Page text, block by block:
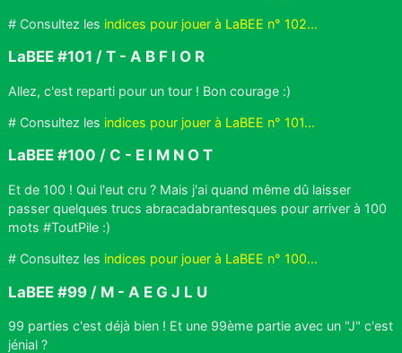
# Consultez les indices pour jouer à LaBEE n° 102...
LaBEE #101 / T - A B F I O R
Allez, c'est reparti pour un tour ! Bon courage :)
# Consultez les indices pour jouer à LaBEE n° 101...
LaBEE #100 / C - E I M N O T
Et de 100 ! Qui l'eut cru ? Mais j'ai quand même dû laisser
passer quelques trucs abracadabrantesques pour arriver à 100
mots #ToutPile :)
# Consultez les indices pour jouer à LaBEE n° 100...
LaBEE #99 / M - A E G J L U
99 parties c'est déjà bien ! Et une 99ème partie avec un "J" c'est
jénial ?